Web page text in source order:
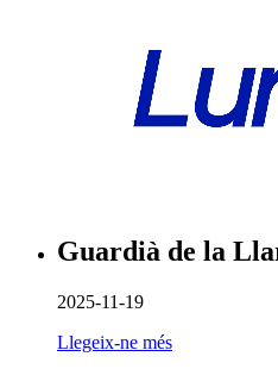
Guardià de la
2025-11-19
Llegeix-ne més